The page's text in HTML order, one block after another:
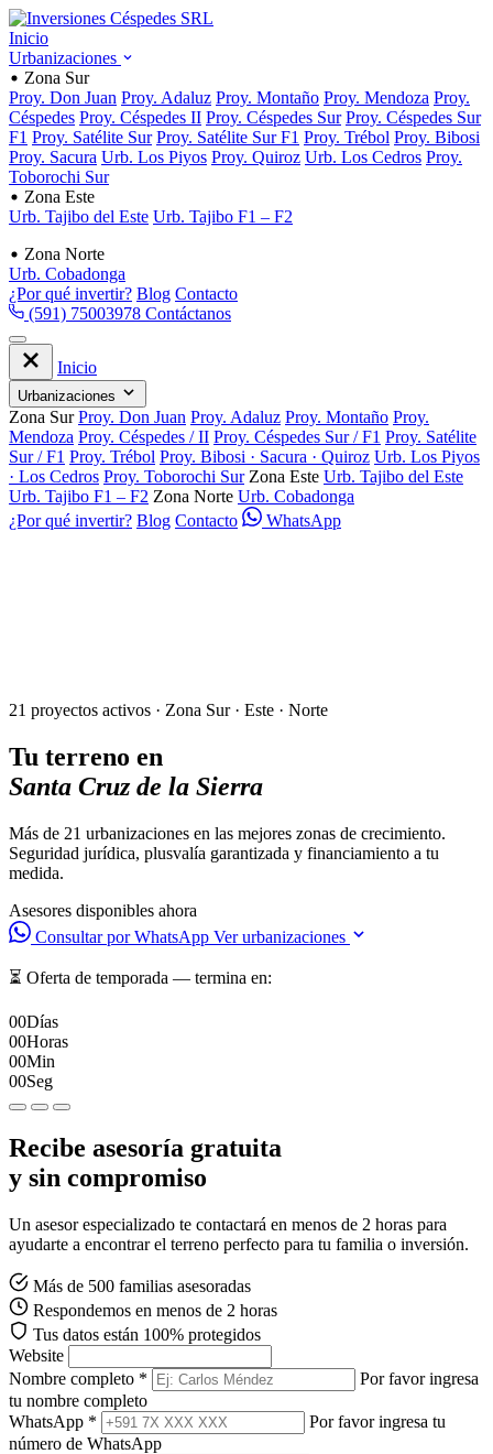
Inicio
Urbanizaciones
Zona Sur
Proy. Don Juan Proy. Adaluz Proy. Montaño Proy. Mendoza Proy.
Céspedes Proy. Céspedes II Proy. Céspedes Sur Proy. Céspedes Sur
F1 Proy. Satélite Sur Proy. Satélite Sur F1 Proy. Trébol Proy. Bibosi
Proy. Sacura Urb. Los Piyos Proy. Quiroz Urb. Los Cedros Proy.
Toborochi Sur
Zona Este
Urb. Tajibo del Este Urb. Tajibo F1 – F2
Zona Norte
Urb. Cobadonga
¿Por qué invertir? Blog Contacto
(591) 75003978 Contáctanos
Inicio
Urbanizaciones
Zona Sur Proy. Don Juan Proy. Adaluz Proy. Montaño Proy.
Mendoza Proy. Céspedes / II Proy. Céspedes Sur / F1 Proy. Satélite
Sur / F1 Proy. Trébol Proy. Bibosi · Sacura · Quiroz Urb. Los Piyos
· Los Cedros Proy. Toborochi Sur Zona Este Urb. Tajibo del Este
Urb. Tajibo F1 – F2 Zona Norte Urb. Cobadonga
¿Por qué invertir? Blog Contacto WhatsApp
21 proyectos activos · Zona Sur · Este · Norte
Tu terreno en
Santa Cruz de la Sierra
Más de 21 urbanizaciones en las mejores zonas de crecimiento.
Seguridad jurídica, plusvalía garantizada y financiamiento a tu
medida.
Asesores disponibles ahora
Consultar por WhatsApp Ver urbanizaciones
⏳ Oferta de temporada — termina en:
00Días
00Horas
00Min
00Seg
Recibe asesoría gratuita
y sin compromiso
Un asesor especializado te contactará en menos de 2 horas para
ayudarte a encontrar el terreno perfecto para tu familia o inversión.
Más de 500 familias asesoradas
Respondemos en menos de 2 horas
Tus datos están 100% protegidos
Website
Nombre completo *
Por favor ingresa
tu nombre completo
WhatsApp *
Por favor ingresa tu
número de WhatsApp